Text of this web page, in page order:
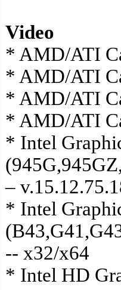
Video
* AMD/ATI
* AMD/ATI
* AMD/ATI
* AMD/ATI
* Intel
–
* Intel
-- x32/x64
* Intel HD